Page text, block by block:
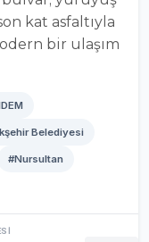
kat asfaltıyla
bir ulaşım
Belediyesi
#Nursultan